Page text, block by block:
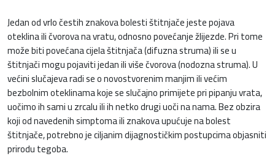
Jedan od vrlo čestih znakova bolesti štitnjače jeste pojava
oteklina ili čvorova na vratu, odnosno povećanje žlijezde. Pri tome
može biti povećana cijela štitnjača (difuzna struma) ili se u
štitnjači mogu pojaviti jedan ili više čvorova (nodozna struma). U
većini slučajeva radi se o novostvorenim manjim ili većim
bezbolnim oteklinama koje se slučajno primijete pri pipanju vrata,
uočimo ih sami u zrcalu ili ih netko drugi uoči na nama. Bez obzira
koji od navedenih simptoma ili znakova upućuje na bolest
štitnjače, potrebno je ciljanim dijagnostičkim postupcima objasniti
prirodu tegoba.